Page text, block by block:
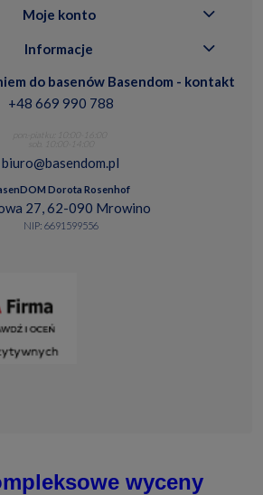
Moje konto
Informacje
do basenów Basendom - kontakt
+48 669 990 788
biuro@basendom.pl
Dorota Rosenhof
27, 62-090 Mrowino
NIP: 6691599556
wyceny